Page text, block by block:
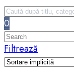
0
Filtrează